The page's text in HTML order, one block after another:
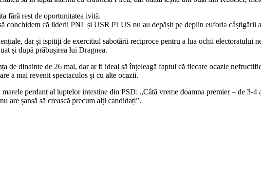
fără rest de oportunitatea ivită.
conchidem că liderii PNL și USR PLUS nu au depășit pe deplin euforia câștigării
dar și ispitiți de exercitiul sabotării reciproce pentru a lua ochii
și după prăbușirea lui Dragnea.
de dinainte de 26 mai, dar ar fi ideal să înțeleagă faptul că fiecare ocazie
a mai revenit spectaculos și cu alte ocazii.
perdant al luptelor intestine din PSD: „Câtă vreme doamna premier – de 3-
are șansă să crească precum alți candidați”.